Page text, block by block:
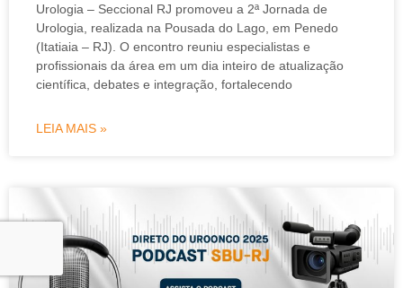
Urologia – Seccional RJ promoveu a 2ª Jornada de
Urologia, realizada na Pousada do Lago, em Penedo
(Itatiaia – RJ). O encontro reuniu especialistas e
profissionais da área em um dia inteiro de atualização
científica, debates e integração, fortalecendo
LEIA MAIS »